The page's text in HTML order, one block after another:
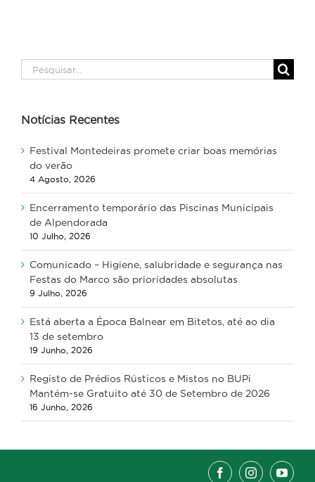
Pesquisar
Notícias Recentes
Festival Montedeiras promete criar boas memórias
do verão
4 Agosto, 2026
Encerramento temporário das Piscinas Municipais
de Alpendorada
10 Julho, 2026
Comunicado – Higiene, salubridade e segurança nas
Festas do Marco são prioridades absolutas
9 Julho, 2026
Está aberta a Época Balnear em Bitetos, até ao dia
13 de setembro
19 Junho, 2026
Registo de Prédios Rústicos e Mistos no BUPi
Mantém-se Gratuito até 30 de Setembro de 2026
16 Junho, 2026